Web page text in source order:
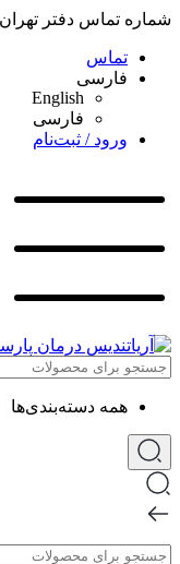
شماره تماس دفتر تهران :
تماس
فارسی
English
فارسی
ورود / ثبت‌نام
همه دسته‌بندی‌ها